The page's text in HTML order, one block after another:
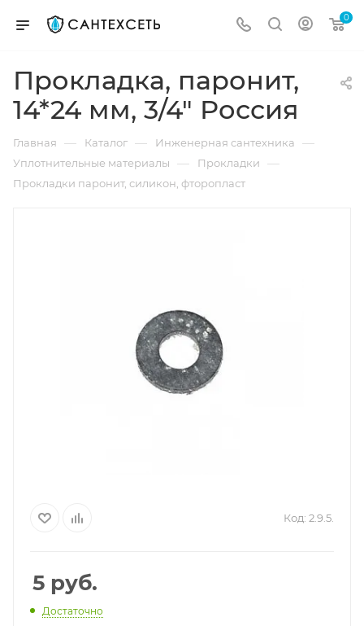
0
Прокладка, паронит,
14*24 мм, 3/4" Россия
Главная — Каталог — Инженерная сантехника —
Уплотнительные материалы — Прокладки —
Прокладки паронит, силикон, фторопласт
Код: 2.9.5.
5 руб.
Достаточно